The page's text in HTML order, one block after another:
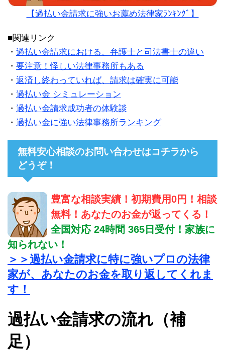
【過払い金請求に強いお薦め法律家ﾗﾝｷﾝｸﾞ】
■関連リンク
・ 過払い金請求における、弁護士と司法書士の違い
・ 要注意！怪しい法律事務所もある
・ 返済し終わっていれば、請求は確実に可能
・ 過払い金 シミュレーション
・ 過払い金請求成功者の体験談
・ 過払い金に強い法律事務所ランキング
無料安心相談のお問い合わせはコチラから
どうぞ！
豊富な相談実績！初期費用0円！相談
無料！あなたのお金が返ってくる！
全国対応 24時間 365日受付！家族に
知られない！
＞＞過払い金請求に特に強いプロの法律
家が、あなたのお金を取り返してくれま
す！
過払い金請求の流れ（補
足）